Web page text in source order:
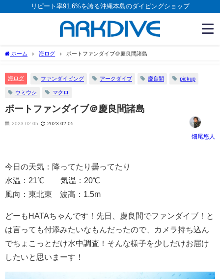
リピート率91.6%を誇る沖縄本島のダイビングショップ
ホーム 海ログ ボートファンダイブ＠慶良間諸島
海ログ ファンダイビング アークダイブ 慶良間 pickup
ウミウシ マクロ
ボートファンダイブ＠慶良間諸島
2023.02.05 2023.02.05
畑尾悠人
今日の天気：降ってたり曇ってたり
水温：21℃ 気温：20℃
風向：東北東 波高：1.5m
どーもHATAちゃんです！先日、慶良間でファンダイブ！と
は言っても付添みたいなもんだったので、カメラ持ち込ん
でちょこっとだけ水中調査！そんな様子を少しだけお届け
したいと思いまーす！